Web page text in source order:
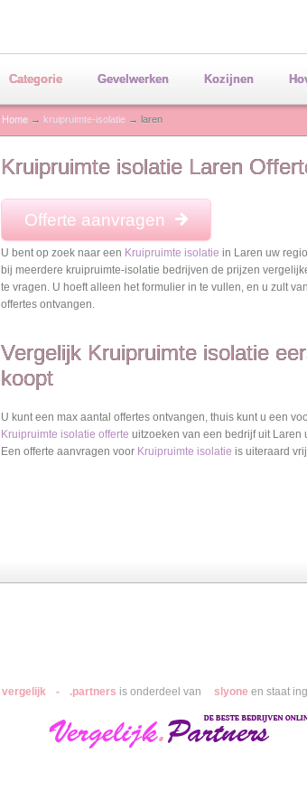
Categorie Gevelwerken Kozijnen
Home → kruipruimte-isolatie → laren
Kruipruimte isolatie Laren
Offerte aanvragen
U bent op zoek naar een Kruipruimte isolatie in Laren uw
bij meerdere kruipruimte-isolatie bedrijven de prijzen
te vragen. U hoeft alleen het formulier in te vullen, en u zult
offertes ontvangen.
Vergelijk Kruipruimte isolatie
koopt
U kunt een max aantal offertes ontvangen, thuis kunt u een
Kruipruimte isolatie offerte uitzoeken van een bedrijf uit Laren
Een offerte aanvragen voor Kruipruimte isolatie is uiteraard
vergelijk
- .partners is onderdeel van slyone en staat